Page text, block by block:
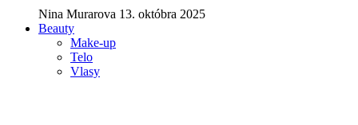
Nina Murarova 13. októbra 2025
Beauty
Make-up
Telo
Vlasy